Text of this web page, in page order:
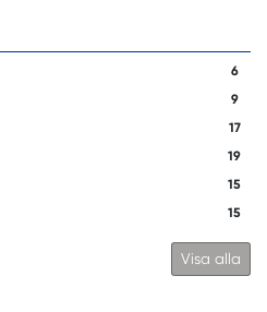
6
9
17
19
15
15
Visa alla